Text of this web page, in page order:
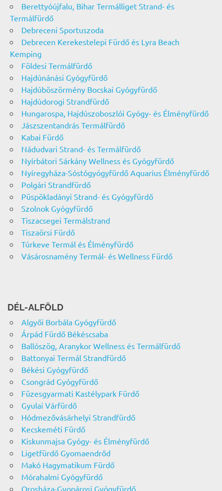
Berettyóújfalu, Bihar Termálliget Strand- és
Termálfürdő
Debreceni Sportuszoda
Debrecen Kerekestelepi Fürdő és Lyra Beach
Kemping
Földesi Termálfürdő
Hajdúnánási Gyógyfürdő
Hajdúböszörmény Bocskai Gyógyfürdő
Hajdúdorogi Strandfürdő
Hungarospa, Hajdúszoboszlói Gyógy- és Élményfürdő
Jászszentandrás Termálfürdő
Kabai Fürdő
Nádudvari Strand- és Termálfürdő
Nyírbátori Sárkány Wellness és Gyógyfürdő
Nyíregyháza-Sóstógyógyfürdő Aquarius Élményfürdő
Polgári Strandfürdő
Püspökladányi Strand- és Gyógyfürdő
Szolnok Gyógyfürdő
Tiszacsegei Termálstrand
Tiszaörsi Fürdő
Túrkeve Termál és Élményfürdő
Vásárosnamény Termál- és Wellness Fürdő
DÉL-ALFÖLD
Algyői Borbála Gyógyfürdő
Árpád Fürdő Békéscsaba
Ballószög, Aranykor Wellness és Termálfürdő
Battonyai Termál Strandfürdő
Békési Gyógyfürdő
Csongrád Gyógyfürdő
Füzesgyarmati Kastélypark Fürdő
Gyulai Várfürdő
Hódmezővásárhelyi Strandfürdő
Kecskeméti Fürdő
Kiskunmajsa Gyógy- és Élményfürdő
Ligetfürdő Gyomaendrőd
Makó Hagymatikum Fürdő
Mórahalmi Gyógyfürdő
Orosháza-Gyopárosi Gyógyfürdő